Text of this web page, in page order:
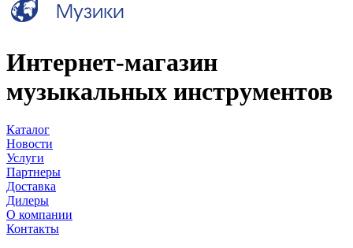
Интернет-магазин
музыкальных инструментов
Каталог
Новости
Услуги
Партнеры
Доставка
Дилеры
О компании
Контакты